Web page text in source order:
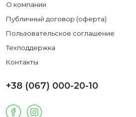
О компании
Публичный договор (оферта)
Пользовательское соглашение
Техподдержка
Контакты
+38 (067) 000-20-10